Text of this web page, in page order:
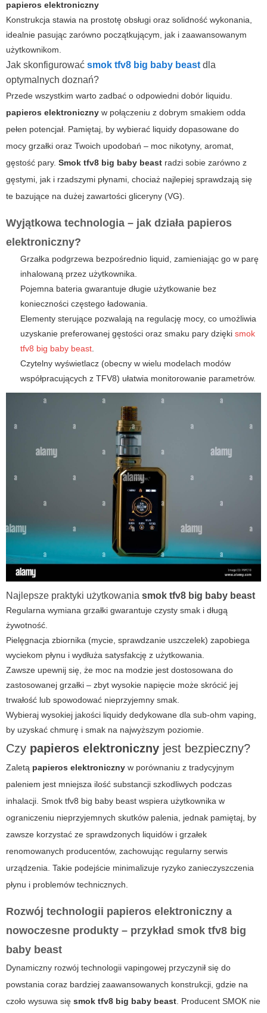
papieros elektroniczny
Konstrukcja stawia na prostotę obsługi oraz solidność wykonania,
idealnie pasując zarówno początkującym, jak i zaawansowanym
użytkownikom.
Jak skonfigurować smok tfv8 big baby beastdla
optymalnych doznań?
Przede wszystkim warto zadbać o odpowiedni dobór liquidu.
papieros elektroniczny w połączeniu z dobrym smakiem odda
pełen potencjał. Pamiętaj, by wybierać liquidy dopasowane do
mocy grzałki oraz Twoich upodobań – moc nikotyny, aromat,
gęstość pary. Smok tfv8 big baby beast radzi sobie zarówno z
gęstymi, jak i rzadszymi płynami, chociaż najlepiej sprawdzają się
te bazujące na dużej zawartości gliceryny (VG).
Wyjątkowa technologia – jak działa papieros
elektroniczny?
Grzałka podgrzewa bezpośrednio liquid, zamieniając go w parę
inhalowaną przez użytkownika.
Pojemna bateria gwarantuje długie użytkowanie bez
konieczności częstego ładowania.
Elementy sterujące pozwalają na regulację mocy, co umożliwia
uzyskanie preferowanej gęstości oraz smaku pary dzięki smok
tfv8 big baby beast.
Czytelny wyświetlacz (obecny w wielu modelach modów
współpracujących z TFV8) ułatwia monitorowanie parametrów.
Najlepsze praktyki użytkowania smok tfv8 big baby beast
Regularna wymiana grzałki gwarantuje czysty smak i długą
żywotność.
Pielęgnacja zbiornika (mycie, sprawdzanie uszczelek) zapobiega
wyciekom płynu i wydłuża satysfakcję z użytkowania.
Zawsze upewnij się, że moc na modzie jest dostosowana do
zastosowanej grzałki – zbyt wysokie napięcie może skrócić jej
trwałość lub spowodować nieprzyjemny smak.
Wybieraj wysokiej jakości liquidy dedykowane dla sub-ohm vaping,
by uzyskać chmurę i smak na najwyższym poziomie.
Czy papieros elektroniczny jest bezpieczny?
Zaletą papieros elektroniczny w porównaniu z tradycyjnym
paleniem jest mniejsza ilość substancji szkodliwych podczas
inhalacji. Smok tfv8 big baby beast wspiera użytkownika w
ograniczeniu nieprzyjemnych skutków palenia, jednak pamiętaj, by
zawsze korzystać ze sprawdzonych liquidów i grzałek
renomowanych producentów, zachowując regularny serwis
urządzenia. Takie podejście minimalizuje ryzyko zanieczyszczenia
płynu i problemów technicznych.
Rozwój technologii papieros elektroniczny a
nowoczesne produkty – przykład smok tfv8 big
baby beast
Dynamiczny rozwój technologii vapingowej przyczynił się do
powstania coraz bardziej zaawansowanych konstrukcji, gdzie na
czoło wysuwa się smok tfv8 big baby beast . Producent SMOK nie